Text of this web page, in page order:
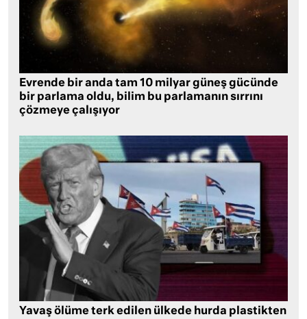
Evrende bir anda tam 10 milyar güneş gücünde
bir parlama oldu, bilim bu parlamanın sırrını
çözmeye çalışıyor
Yavaş ölüme terk edilen ülkede hurda plastikten